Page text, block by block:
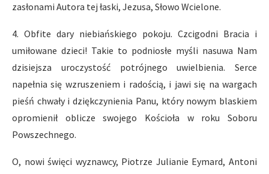
zasłonami Autora tej łaski, Jezusa, Słowo Wcielone.
4. Obfite dary niebiańskiego pokoju. Czcigodni Bracia i
umiłowane dzieci! Takie to podniosłe myśli nasuwa Nam
dzisiejsza uroczystość potrójnego uwielbienia. Serce
napełnia się wzruszeniem i radością, i jawi się na wargach
pieśń chwały i dziękczynienia Panu, który nowym blaskiem
opromienił oblicze swojego Kościoła w roku Soboru
Powszechnego.
O, nowi święci wyznawcy, Piotrze Julianie Eymard, Antoni